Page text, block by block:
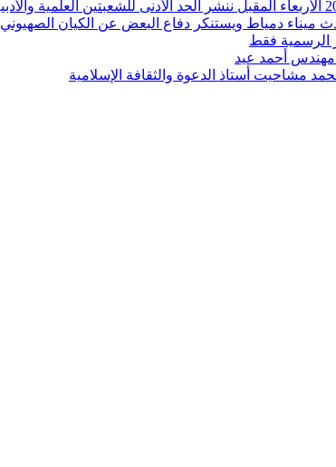
ميناء دمياط ويستنكر دفاع البعض عن الكيان الصهيوني
الرسمية فقط
أحمد عيد
مشاحيت أستاذ الدعوة والثقافة الإسلامية